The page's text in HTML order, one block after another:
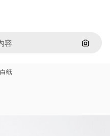
通過圖
纸